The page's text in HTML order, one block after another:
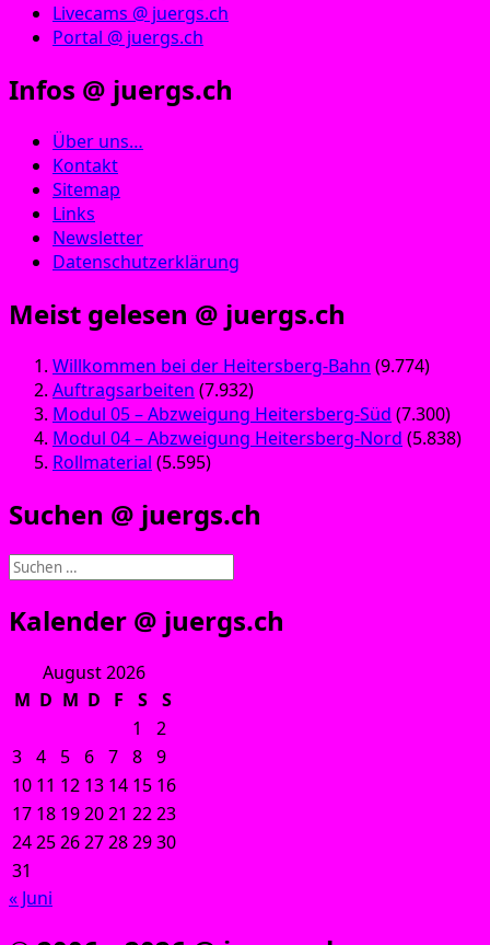
Livecams @ juergs.ch
Portal @ juergs.ch
Infos @ juergs.ch
Über uns…
Kontakt
Sitemap
Links
Newsletter
Datenschutzerklärung
Meist gelesen @ juergs.ch
Willkommen bei der Heitersberg-Bahn (9.774)
Auftragsarbeiten (7.932)
Modul 05 – Abzweigung Heitersberg-Süd (7.300)
Modul 04 – Abzweigung Heitersberg-Nord (5.838)
Rollmaterial (5.595)
Suchen @ juergs.ch
Suchen
Kalender @ juergs.ch
August 2026
M D M D F S
S
1
2
3 4 5 6 7 8 9
10 11 12 13 14 15 16
17 18 192021 2223
24252627282930
31
« Juni